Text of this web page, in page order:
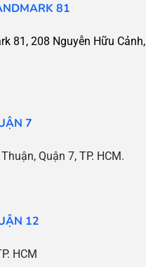
81
81, 208 Nguyễn Hữu Cảnh,
7
Quận 7, TP. HCM.
12
HCM